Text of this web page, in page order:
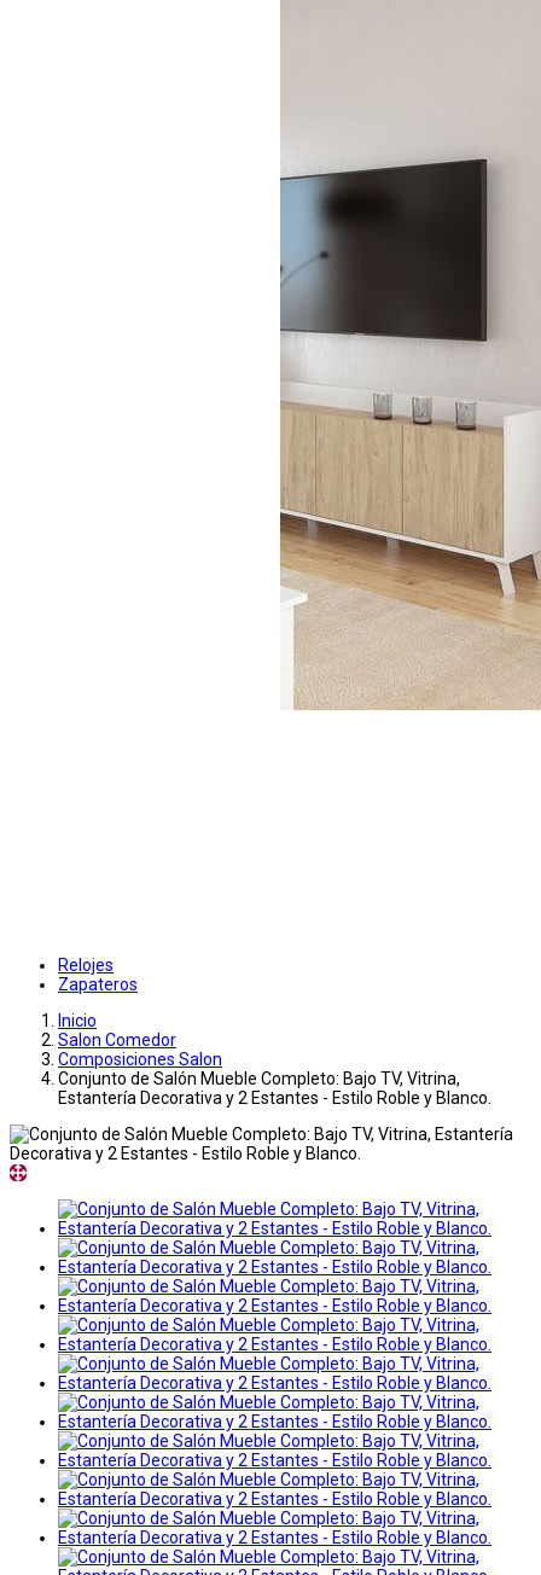
Relojes
Zapateros
Inicio
Salon Comedor
Composiciones Salon
Conjunto de Salón Mueble Completo: Bajo TV, Vitrina,
Estantería Decorativa y 2 Estantes - Estilo Roble y Blanco.